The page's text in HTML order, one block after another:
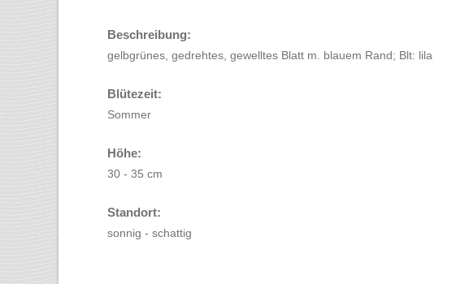
Beschreibung:
gelbgrünes, gedrehtes, gewelltes Blatt m. blauem Rand; Blt: lila
Blütezeit:
Sommer
Höhe:
30 - 35 cm
Standort:
sonnig - schattig